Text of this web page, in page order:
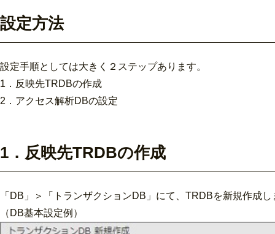
設定方法
設定手順としては大きく２ステップあります。
1．反映先TRDBの作成
2．アクセス解析DBの設定
1．反映先TRDBの作成
「DB」＞「トランザクションDB」にて、TRDBを新規作成し
（DB基本設定例）